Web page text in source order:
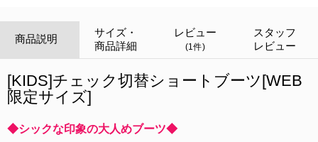
商品説明
サイズ・
商品詳細
レビュー
(1件)
スタッフ
レビュー
[KIDS]チェック切替ショートブーツ[WEB
限定サイズ]
◆シックな印象の大人めブーツ◆